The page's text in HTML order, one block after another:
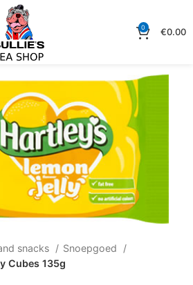
0 €0.00
snacks
Snoepgoed
Cubes 135g